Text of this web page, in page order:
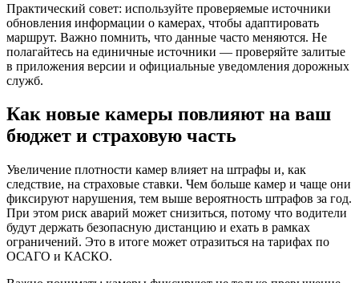
Практический совет: используйте проверяемые источники
обновления информации о камерах, чтобы адаптировать
маршрут. Важно помнить, что данные часто меняются. Не
полагайтесь на единичные источники — проверяйте залитые
в приложения версии и официальные уведомления дорожных
служб.
Как новые камеры повлияют на ваш
бюджет и страховую часть
Увеличение плотности камер влияет на штрафы и, как
следствие, на страховые ставки. Чем больше камер и чаще они
фиксируют нарушения, тем выше вероятность штрафов за год.
При этом риск аварий может снизиться, потому что водители
будут держать безопасную дистанцию и ехать в рамках
ограничений. Это в итоге может отразиться на тарифах по
ОСАГО и КАСКО.